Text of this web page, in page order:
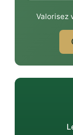
Valorisez